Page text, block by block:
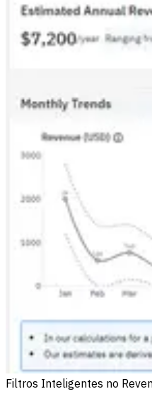
Filtros Inteligentes no